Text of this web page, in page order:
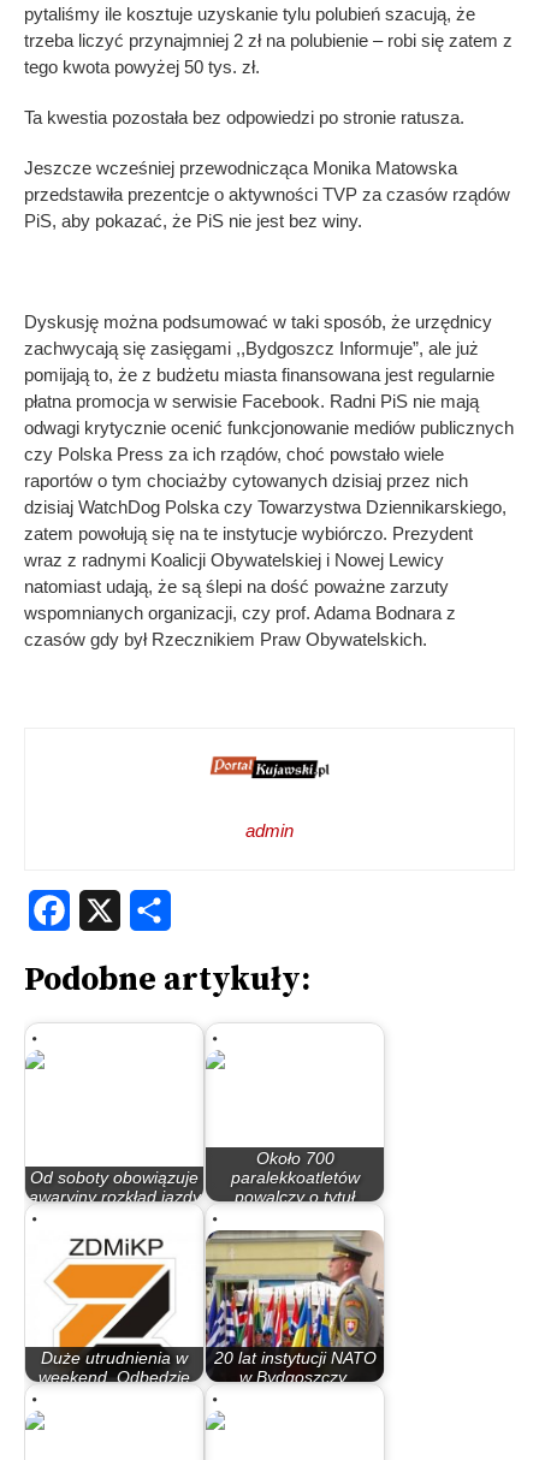
pytaliśmy ile kosztuje uzyskanie tylu polubień szacują, że
trzeba liczyć przynajmniej 2 zł na polubienie – robi się zatem z
tego kwota powyżej 50 tys. zł.
Ta kwestia pozostała bez odpowiedzi po stronie ratusza.
Jeszcze wcześniej przewodnicząca Monika Matowska
przedstawiła prezentcje o aktywności TVP za czasów rządów
PiS, aby pokazać, że PiS nie jest bez winy.
Dyskusję można podsumować w taki sposób, że urzędnicy
zachwycają się zasięgami ,,Bydgoszcz Informuje”, ale już
pomijają to, że z budżetu miasta finansowana jest regularnie
płatna promocja w serwisie Facebook. Radni PiS nie mają
odwagi krytycznie ocenić funkcjonowanie mediów publicznych
czy Polska Press za ich rządów, choć powstało wiele
raportów o tym chociażby cytowanych dzisiaj przez nich
dzisiaj WatchDog Polska czy Towarzystwa Dziennikarskiego,
zatem powołują się na te instytucje wybiórczo. Prezydent
wraz z radnymi Koalicji Obywatelskiej i Nowej Lewicy
natomiast udają, że są ślepi na dość poważne zarzuty
wspomnianych organizacji, czy prof. Adama Bodnara z
czasów gdy był Rzecznikiem Praw Obywatelskich.
admin
Facebook
Podobne artykuły:
Od soboty obowiązuje
awaryjny rozkład jazdy
Około 700
paralekkoatletów
powalczy o tytuł
Duże utrudnienia w
weekend. Odbędzie
20 lat instytucji NATO
w Bydgoszczy.